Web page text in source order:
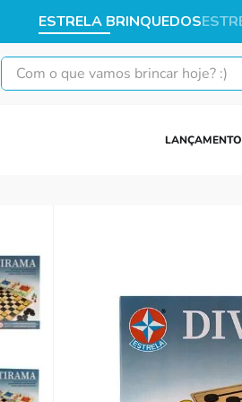
ESTRELA BRINQUEDOS
Com o que vamos brincar hoje? :)